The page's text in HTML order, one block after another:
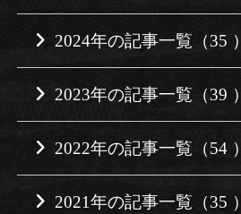
2024年の記事一覧（35 ）
2023年の記事一覧（39 ）
2022年の記事一覧（54 ）
2021年の記事一覧（35 ）